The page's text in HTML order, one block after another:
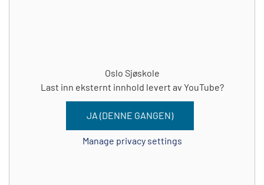
Oslo Sjøskole
Last inn eksternt innhold levert av YouTube?
JA (DENNE GANGEN)
Manage privacy settings